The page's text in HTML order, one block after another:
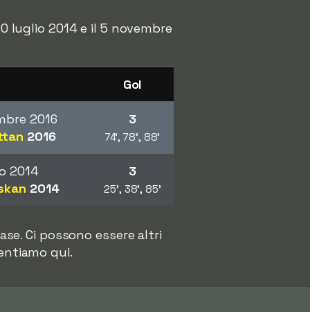
luglio 2014 e il 5 novembre
Gol
2016
2016
3
74', 78', 88'
2014
2014
3
25', 38', 85'
Ci possono essere altri
qui.